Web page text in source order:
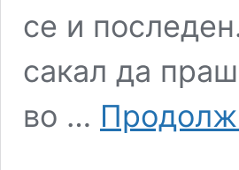
се и
сакал да
во …